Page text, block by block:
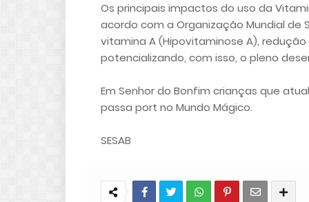
Os principais impactos do uso da
acordo com a Organização Mundial de
vitamina A (Hipovitaminose A),
potencializando, com isso, o pleno
Em Senhor do Bonfim crianças que
passa port no Mundo Mágico.
SESAB